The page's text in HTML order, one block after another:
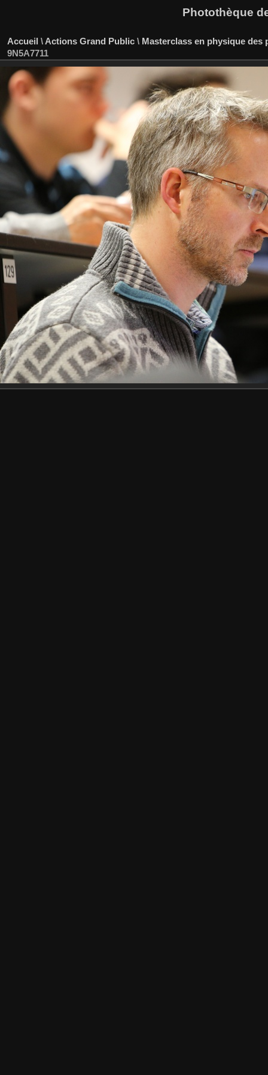
Photothèque
Accueil \ Actions Grand Public \ Masterclass en physique des
9N5A7711